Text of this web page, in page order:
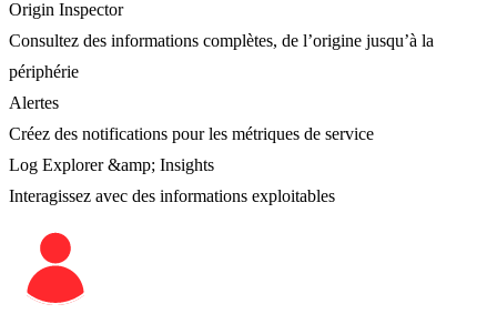
Origin Inspector
Consultez des informations complètes, de l’origine jusqu’à la
périphérie
Alertes
Créez des notifications pour les métriques de service
Log Explorer &amp; Insights
Interagissez avec des informations exploitables